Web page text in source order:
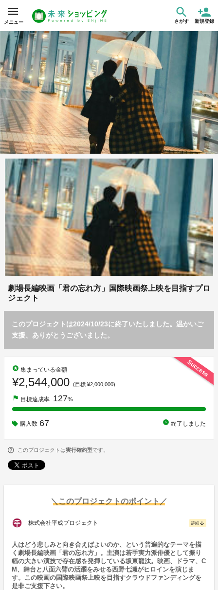
メニュー さがす 新規登録
劇場長編映画「君の忘れ方」国際映画祭上映を目指すプロ
ジェクト
このプロジェクトは2024/10/23に終了いたしました。温かいご
支援、ありがとうございました。
Success
stars 集まっている金額
¥2,544,000 (目標 ¥2,000,000)
flag 目標達成率 127%
購入数 67 watch_later 終了しました
このプロジェクトは実行確約型です。
＼このプロジェクトのポイント／
株式会社平成プロジェクト 詳細 arrow_downward
人はどう悲しみと向き合えばよいのか、という普遍的なテーマを描
く劇場長編映画「君の忘れ方」。主演は若手実力派俳優として振り
幅の大きい演技で存在感を発揮している坂東龍汰。映画、ドラマ、C
M、舞台と八面六臂の活躍をみせる西野七瀬がヒロインを演じま
す。この映画の国際映画祭上映を目指すクラウドファンディングを
是非ご支援下さい。